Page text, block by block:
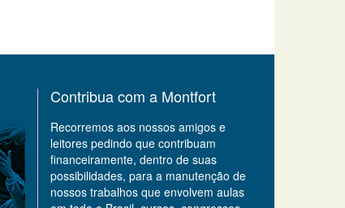
Contribua com a Montfort
Recorremos aos nossos amigos e
leitores pedindo que contribuam
financeiramente, dentro de suas
possibilidades, para a manutenção de
nossos trabalhos que envolvem aulas